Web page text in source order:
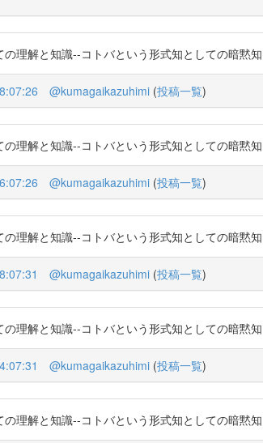
の理解と知識--コトバという形式知としての暗黙
@kumagaikazuhimi (投稿一覧)
の理解と知識--コトバという形式知としての暗黙
@kumagaikazuhimi (投稿一覧)
の理解と知識--コトバという形式知としての暗黙
@kumagaikazuhimi (投稿一覧)
の理解と知識--コトバという形式知としての暗黙
@kumagaikazuhimi (投稿一覧)
の理解と知識--コトバという形式知としての暗黙